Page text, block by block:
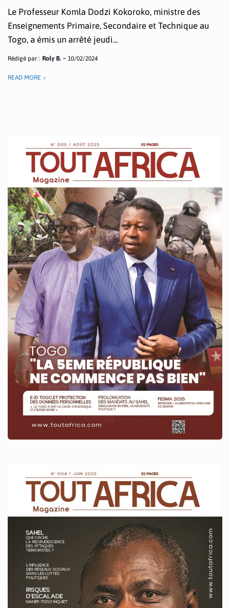
Le Professeur Komla Dodzi Kokoroko, ministre des
Enseignements Primaire, Secondaire et Technique au
Togo, a émis un arrêté jeudi...
Rédigé par : Roly B. 10/02/2024
READ MORE